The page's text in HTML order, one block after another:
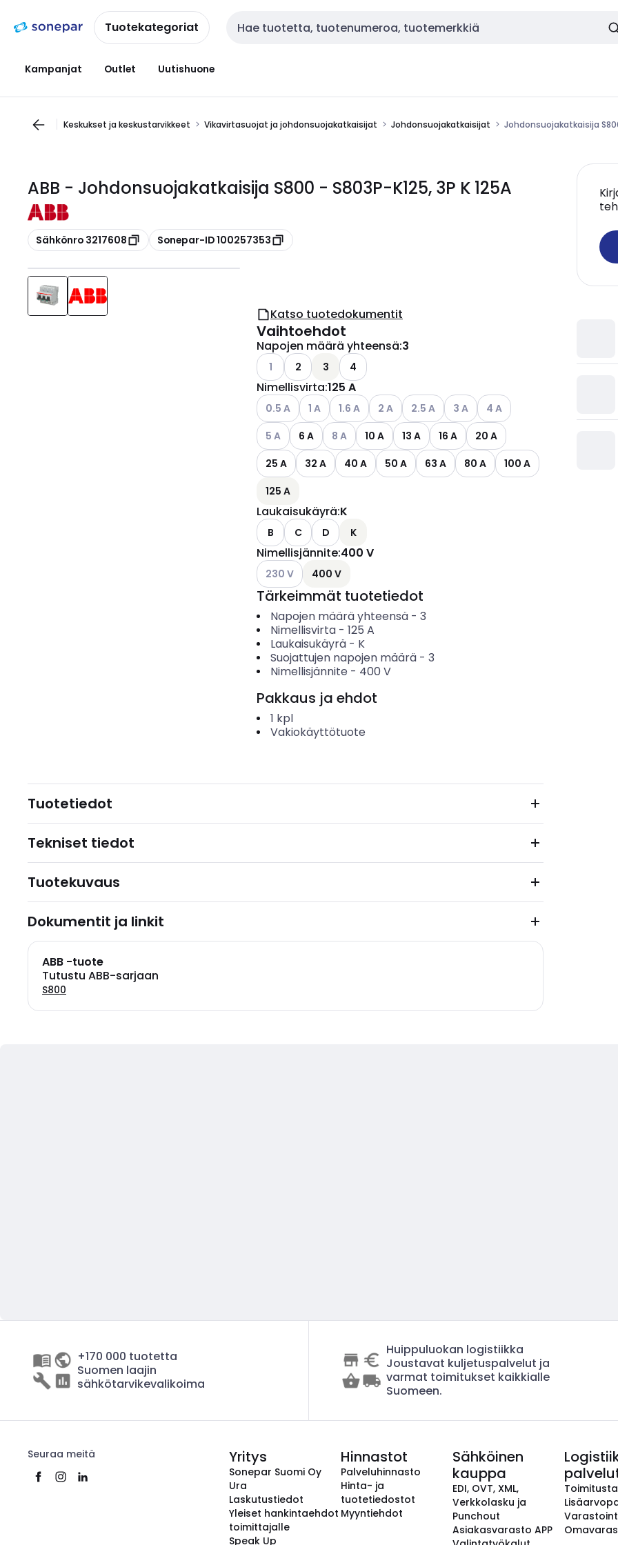
navigointiinsisältöönTuotekategoriat Haku
Kampanjat Outlet Uutishuone
Keskukset ja keskustarvikkeet Vikavirtasuojat ja johdonsuojakatkaisijat Johdonsuojakatkaisijat Johdonsuojakatkaisija
ABB - Johdonsuojakatkaisija S800 - S803P-K125, 3P K 125A
Kopioi
Sähkönro 3217608 Kopioi
Sonepar-ID 100257353
Katso tuotedokumentit
Vaihtoehdot
Napojen määrä yhteensä:3
Katso käytettävissä olevat vaihtoehdot
1 2 3 4
Nimellisvirta:125 A
Katso käytettävissä olevat vaihtoehdot
0.5 A Katso käytettävissä olevat vaihtoehdot
1 A Katso käytettävissä olevat vaihtoehdot
1.6 A Katso käytettävissä olevat vaihtoehdot
2 A Katso käytettävissä olevat vaihtoehdot
2.5 A Katso käytettävissä olevat
3 A Katso käytettävissä olevat
4 A
Katso käytettävissä olevat vaihtoehdot
5 A 6 A Katso käytettävissä olevat vaihtoehdot
8 A 10 A 13 A 16 A
20 A
25 A
32 A 40 A 50 A 63 A 80 A
100 A
125 A
Laukaisukäyrä:K
B C D K
Nimellisjännite:400 V
Katso käytettävissä olevat vaihtoehdot
230 V 400 V
Tärkeimmät tuotetiedot
Napojen määrä yhteensä- 3
Nimellisvirta- 125 A
Laukaisukäyrä- K
Suojattujen napojen määrä- 3
Nimellisjännite - 400 V
Pakkaus ja ehdot
1 kpl
Vakiokäyttötuote
Tuotetiedot
Tekniset tiedot
Tuotekuvaus
Dokumentit ja linkit
ABB -tuote
Tutustu ABB-sarjaan
S800
+170 000 tuotetta
Suomen laajin
sähkötarvikevalikoima
Huippuluokan logistiikka
Joustavat kuljetuspalvelut ja
varmat toimitukset kaikkialle
Suomeen.
Seuraa meitä Yritys
Sonepar Suomi Oy
Ura
Laskutustiedot
Yleiset hankintaehdot
toimittajalle
Speak Up
Hinnastot
Palveluhinnasto
Hinta- ja
tuotetiedostot
Myyntiehdot
Sähköinen
kauppa
EDI, OVT, XML,
Verkkolasku ja
Punchout
Asiakasvarasto APP